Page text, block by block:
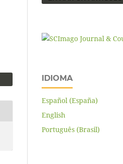
IDIOMA
Español (España)
English
Português (Brasil)